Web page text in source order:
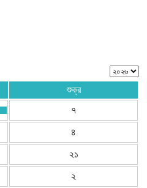
শুক্র
৭
৪
২১
২